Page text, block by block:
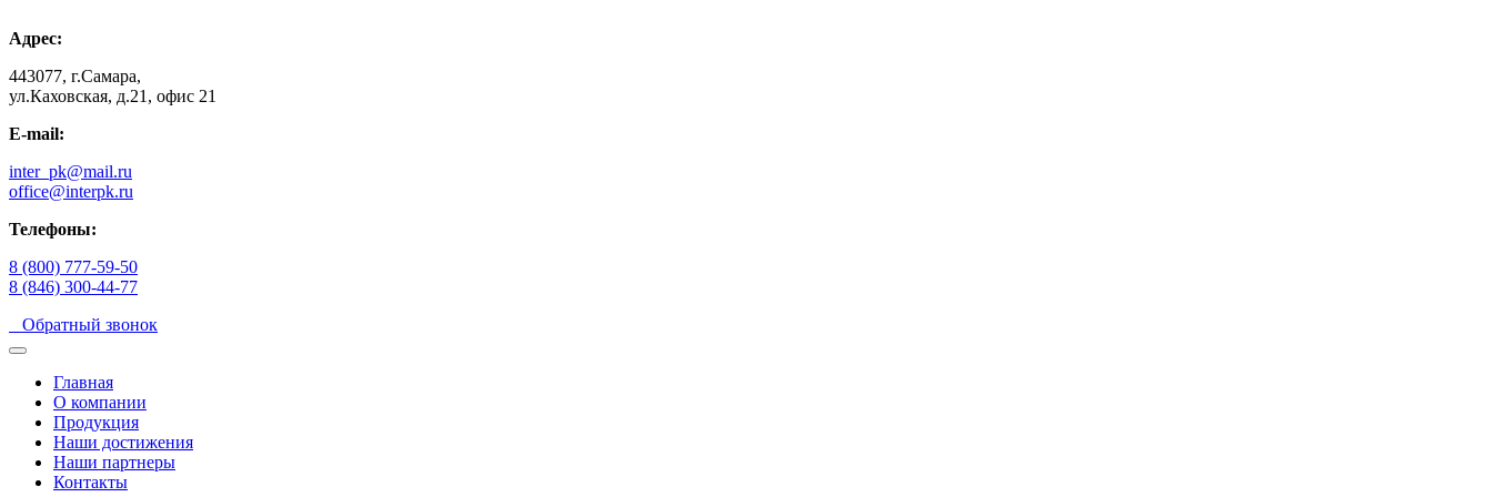
Адрес:
443077, г.Самара,
ул.Каховская, д.21, офис 21
E-mail:
inter_pk@mail.ru
office@interpk.ru
Телефоны:
8 (800) 777-59-50
8 (846) 300-44-77
Обратный звонок
Главная
О компании
Продукция
Наши достижения
Наши партнеры
Контакты